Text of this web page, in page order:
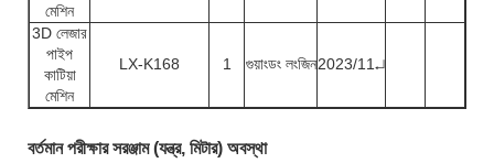
মেশিন
3D লেজার
পাইপ
কাটিয়া
মেশিন
LX-K168 1 গুয়াংডং লংজিন2023/11↵
বর্তমান পরীক্ষার সরঞ্জাম (যন্ত্র, মিটার) অবস্থা